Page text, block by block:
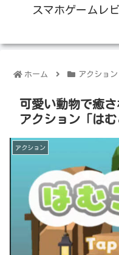
スマホゲームレ
ホーム アクション
可愛い動物で癒
アクション「はむ
アクション